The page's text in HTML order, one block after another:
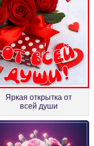
Яркая открытка от
всей души